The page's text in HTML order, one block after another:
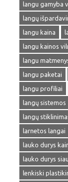
langu gamyba
langų
langu kaina
langu kainos
langu
langu paketai
langu profiliai
langų sistemos
langų
larnetos langai
lauko durys
lauko durys
lenkiski